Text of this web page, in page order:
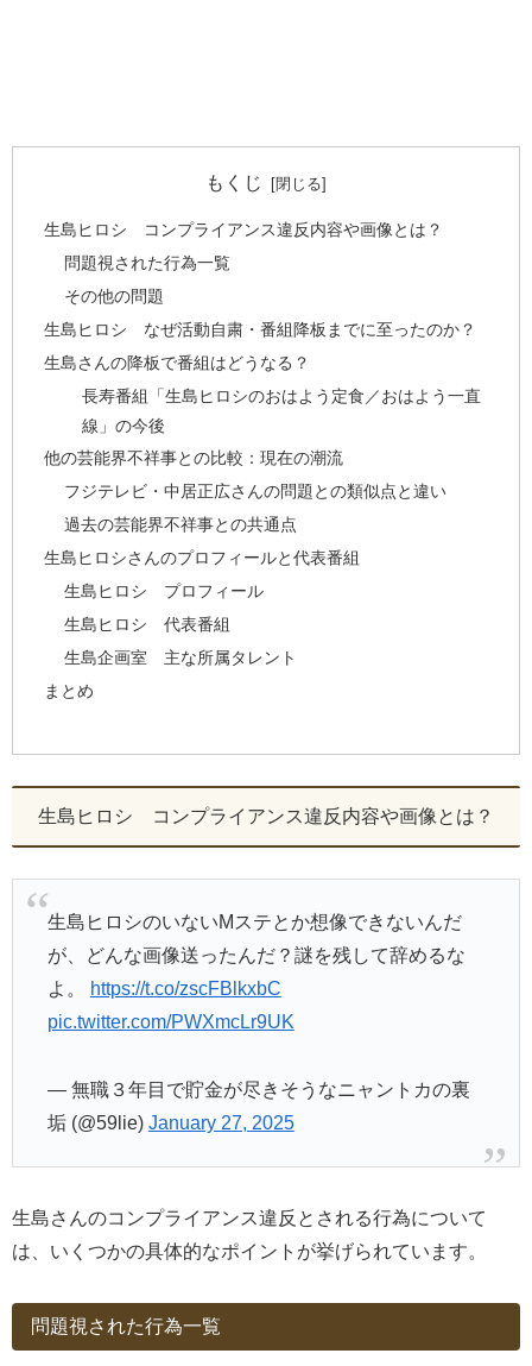
もくじ
生島ヒロシ コンプライアンス違反内容や画像とは？
問題視された行為一覧
その他の問題
生島ヒロシ なぜ活動自粛・番組降板までに至ったのか？
生島さんの降板で番組はどうなる？
長寿番組「生島ヒロシのおはよう定食／おはよう一直
線」の今後
他の芸能界不祥事との比較：現在の潮流
フジテレビ・中居正広さんの問題との類似点と違い
過去の芸能界不祥事との共通点
生島ヒロシさんのプロフィールと代表番組
生島ヒロシ プロフィール
生島ヒロシ 代表番組
生島企画室 主な所属タレント
まとめ
生島ヒロシ コンプライアンス違反内容や画像とは？
生島ヒロシのいないMステとか想像できないんだ
が、どんな画像送ったんだ？謎を残して辞めるな
よ。
https://t.co/zscFBlkxbC
pic.twitter.com/PWXmcLr9UK
— 無職３年目で貯金が尽きそうなニャントカの裏
垢 (@59lie) January 27, 2025
生島さんのコンプライアンス違反とされる行為について
は、いくつかの具体的なポイントが挙げられています。
問題視された行為一覧